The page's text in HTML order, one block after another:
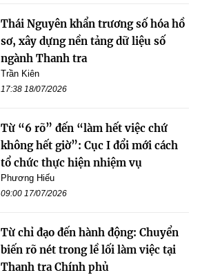
Thái Nguyên khẩn trương số hóa hồ
sơ, xây dựng nền tảng dữ liệu số
ngành Thanh tra
Trần Kiên
17:38 18/07/2026
Từ “6 rõ” đến “làm hết việc chứ
không hết giờ”: Cục I đổi mới cách
tổ chức thực hiện nhiệm vụ
Phương Hiếu
09:00 17/07/2026
Từ chỉ đạo đến hành động: Chuyển
biến rõ nét trong lề lối làm việc tại
Thanh tra Chính phủ